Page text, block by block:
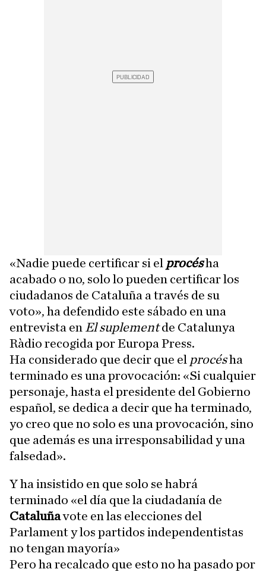
«Nadie puede certificar si el procésha
acabado o no, solo lo pueden certificar los
ciudadanos de Cataluña a través de su
voto», ha defendido este sábado en una
entrevista en El suplementde Catalunya
Ràdio recogida por Europa Press.
Ha considerado que decir que el procésha
terminado es una provocación: «Si cualquier
personaje, hasta el presidente del Gobierno
español, se dedica a decir que ha terminado,
yo creo que no solo es una provocación, sino
que además es una irresponsabilidad y una
falsedad».
Y ha insistido en que solo se habrá
terminado «el día que la ciudadanía de
Cataluñavote en las elecciones del
Parlament y los partidos independentistas
no tengan mayoría»
Pero ha recalcado que esto no ha pasado por